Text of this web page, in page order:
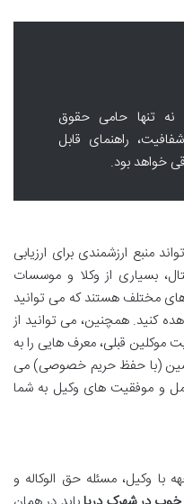
نه تنها حامی حقوق
راهنمای قابل
خواهد بود.
منبع ارزشمندی برای ارزیابی
بسیاری از وکلا و موسسات
های مختلف هستند که می توانید
کنید. همچنین، می توانید از
موکلین قبلی، معرف هایی را به
(با حفظ حریم خصوصی) می
و موفقیت های وکیل به شما
با وکیل، مسئله حق الوکاله و